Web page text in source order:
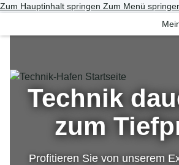
Zum Hauptinhalt springen Zum Menü
Technik
zum
Profitieren Sie von unserem